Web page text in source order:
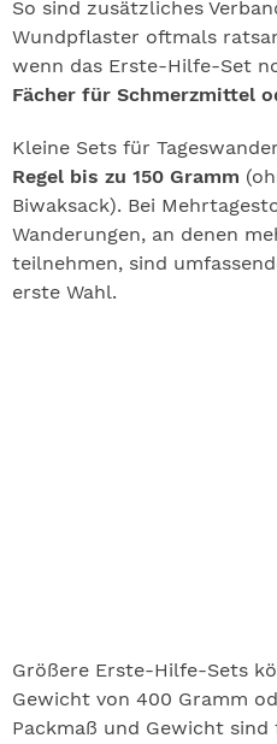
So sind zusätzliches
Wundpflaster oftmals
wenn das Erste-Hilfe-Set
Fächer für Schmerzmittel
Kleine Sets für
Regel bis zu 150 Gramm
Biwaksack). Bei
Wanderungen, an denen
teilnehmen, sind
erste Wahl.
Größere Erste-Hilfe-Sets
Gewicht von 400 Gramm
Packmaß und Gewicht